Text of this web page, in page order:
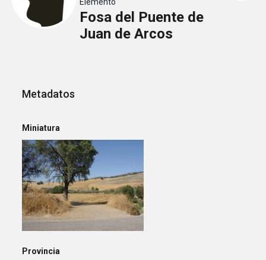
Fosa del Puente de
Juan de Arcos
Metadatos
Miniatura
Provincia